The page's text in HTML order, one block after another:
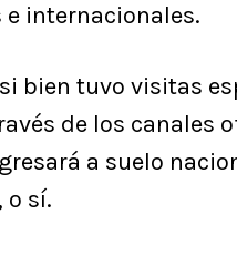
internacionales.
bien tuvo visitas
de los canales
a suelo
o sí.